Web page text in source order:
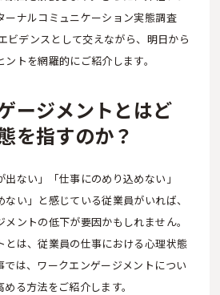
ーナルコミュニケーション実態調査
ビデンスとして交えながら、明日から
トを網羅的にご紹介します。
ージメントとはど
を指すのか？
出ない」「仕事にのめり込めない」
ない」と感じている従業員がいれば、
ントの低下が要因かもしれません。
とは、従業員の仕事における心理状態
では、ワークエンゲージメントについ
る方法をご紹介します。